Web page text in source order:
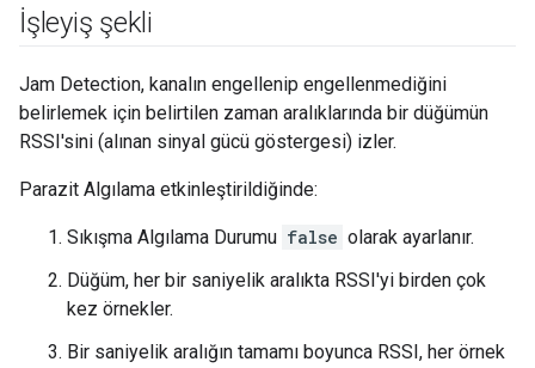
İşleyiş şekli
Jam Detection, kanalın engellenip engellenmediğini
belirlemek için belirtilen zaman aralıklarında bir düğümün
RSSI'sini (alınan sinyal gücü göstergesi) izler.
Parazit Algılama etkinleştirildiğinde:
Sıkışma Algılama Durumu false olarak ayarlanır.
Düğüm, her bir saniyelik aralıkta RSSI'yi birden çok
kez örnekler.
Bir saniyelik aralığın tamamı boyunca RSSI, her örnek